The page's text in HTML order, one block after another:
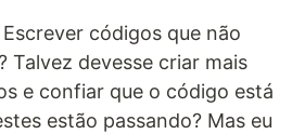
códigos que não
Talvez devesse criar mais
e confiar que o código está
estão passando? Mas eu